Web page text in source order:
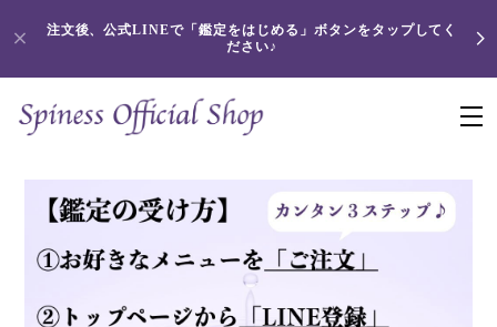
注文後、公式LINEで「鑑定をはじめる」ボタンをタップしてく
ださい♪